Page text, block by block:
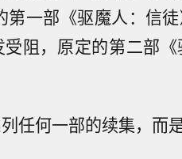
第一部《驱魔人：信
阻，原定的第二部
任何一部的续集，而